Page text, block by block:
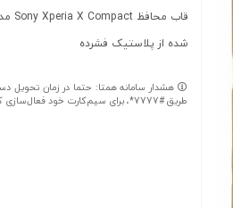
شده از پلاستیک فشرده
هشدار سامانه همتا: حتما در زمان تحویل
طریق #7777*، برای سیم‌کارت خود فعال‌سازی کنید. آموزش تصویری در آدرس اینترنتی hmti.ir/05